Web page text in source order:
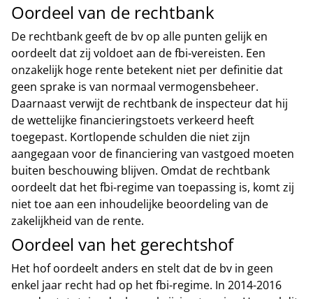
Oordeel van de rechtbank
De rechtbank geeft de bv op alle punten gelijk en
oordeelt dat zij voldoet aan de fbi-vereisten. Een
onzakelijk hoge rente betekent niet per definitie dat
geen sprake is van normaal vermogensbeheer.
Daarnaast verwijt de rechtbank de inspecteur dat hij
de wettelijke financieringstoets verkeerd heeft
toegepast. Kortlopende schulden die niet zijn
aangegaan voor de financiering van vastgoed moeten
buiten beschouwing blijven. Omdat de rechtbank
oordeelt dat het fbi-regime van toepassing is, komt zij
niet toe aan een inhoudelijke beoordeling van de
zakelijkheid van de rente.
Oordeel van het gerechtshof
Het hof oordeelt anders en stelt dat de bv in geen
enkel jaar recht had op het fbi-regime. In 2014-2016